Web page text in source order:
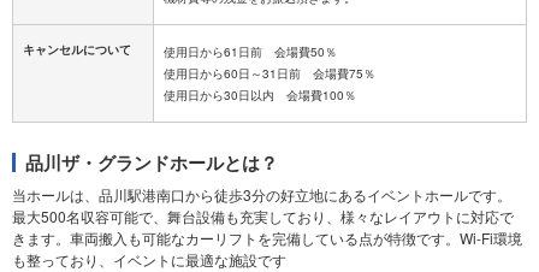
キャンセルについて
使用日から61日前 会場費50％
使用日から60日～31日前 会場費75％
品川ザ・グランドホールとは？
当ホールは、品川駅港南口から徒歩3分の好立地にあるイベントホールです。
最大500名収容可能で、舞台設備も充実しており、様々なレイアウトに対応で
きます。車両搬入も可能なカーリフトを完備している点が特徴です。Wi-Fi環境
も整っており、イベントに最適な施設です